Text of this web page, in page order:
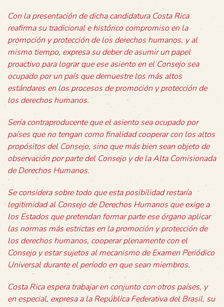
Con la presentación de dicha candidatura Costa Rica
reafirma su tradicional e histórico compromiso en la
promoción y protección de los derechos humanos, y al
mismo tiempo, expresa su deber de asumir un papel
proactivo para lograr que ese asiento en el Consejo sea
ocupado por un país que demuestre los más altos
estándares en los procesos de promoción y protección de
los derechos humanos.
Sería contraproducente que el asiento sea ocupado por
países que no tengan como finalidad cooperar con los altos
propósitos del Consejo, sino que más bien sean objeto de
observación por parte del Consejo y de la Alta Comisionada
de Derechos Humanos.
Se considera sobre todo que esta posibilidad restaría
legitimidad al Consejo de Derechos Humanos que exige a
los Estados que pretendan formar parte ese órgano aplicar
las normas más estrictas en la promoción y protección de
los derechos humanos, cooperar plenamente con el
Consejo y estar sujetos al mecanismo de Examen Periódico
Universal durante el período en que sean miembros.
Costa Rica espera trabajar en conjunto con otros países, y
en especial, expresa a la República Federativa del Brasil, su